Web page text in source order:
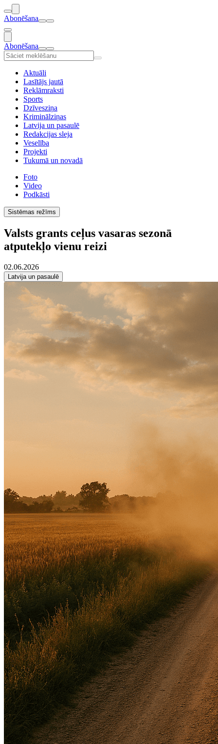
Abonēšana
Abonēšana
Aktuāli
Lasītājs jautā
Reklāmraksti
Sports
Dzīvesziņa
Kriminālziņas
Latvija un pasaulē
Redakcijas sleja
Veselība
Projekti
Tukumā un novadā
Foto
Video
Podkāsti
Sistēmas režīms
Valsts grants ceļus vasaras sezonā
atputekļo vienu reizi
02.06.2026
Latvija un pasaulē